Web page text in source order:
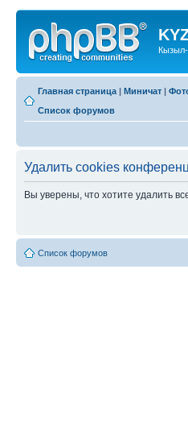
Главная страница | Миничат |
Список форумов
Удалить cookies
Вы уверены, что хотите удалить
Список форумов